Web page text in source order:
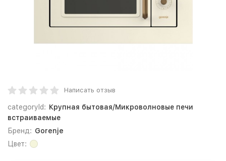
Написать отзыв
categoryId: Крупная бытовая/Микроволновые печи
встраиваемые
Бренд: Gorenje
Цвет: